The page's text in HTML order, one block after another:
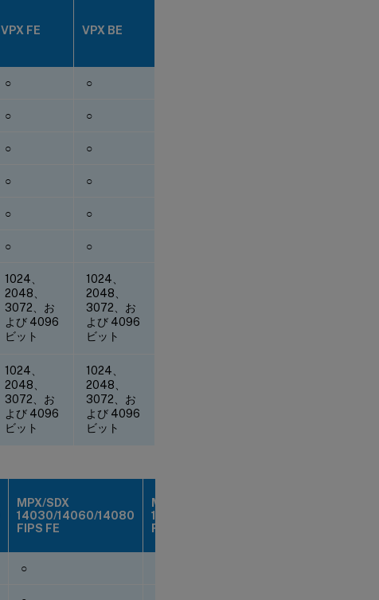
VPX FE VPX BE
○ ○
○ ○
○ ○
○ ○
○ ○
○ ○
1024、
2048、
3072、お
よび 4096
ビット
1024、
2048、
3072、お
よび 4096
ビット
1024、
2048、
3072、お
よび 4096
ビット
1024、
2048、
3072、お
よび 4096
ビット
MPX/SDX
14030/14060/14080
FIPS FE
MPX/SDX
14030/14060/14080
FIPS BE
○